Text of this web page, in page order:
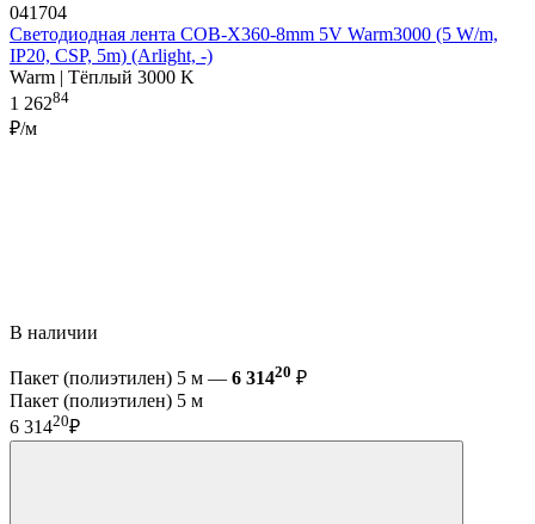
041704
Светодиодная лента COB-X360-8mm 5V Warm3000 (5 W/m,
IP20, CSP, 5m) (Arlight, -)
Warm | Тёплый 3000 K
1 26284
₽/м
В наличии
Пакет (полиэтилен) 5 м — 6 31420 ₽
Пакет (полиэтилен) 5 м
6 31420₽